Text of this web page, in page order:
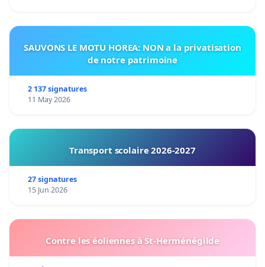
SAUVONS LE MOTU HOREA: NON a la privatisation
de notre patrimoine
2 137 signatures
11 May 2026
Transport scolaire 2026-2027
27 signatures
15 Jun 2026
Contre les éoliennes à St-Herménégilde